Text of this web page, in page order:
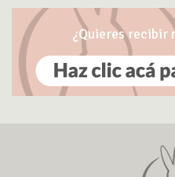
¿Quieres recibir